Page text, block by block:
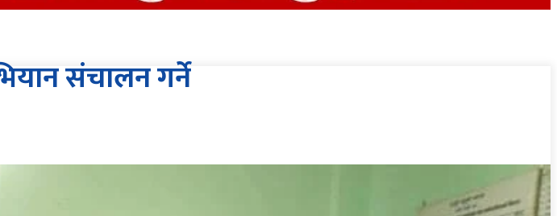
संचालन गर्ने